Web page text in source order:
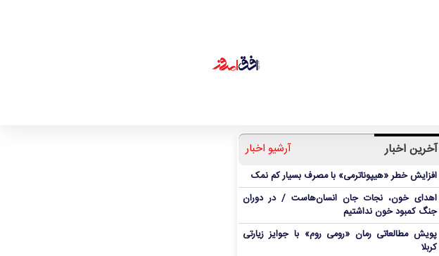
آخرین اخبار آرشیو اخبار
افزایش خطر «هیپوناترمی» با مصرف بسیار کم نمک
اهدای خون، نجات جان انسان‌هاست / در دوران
جنگ کمبود خون نداشتیم
پویش مطالعاتی رمان «رومی روم» با جوایز زیارتی
کربلا